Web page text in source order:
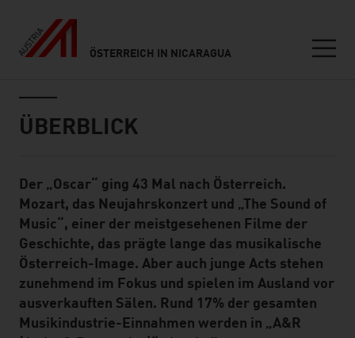
ÖSTERREICH IN NICARAGUA
ÜBERBLICK
Standard Content Module
Der „Oscar“ ging 43 Mal nach Österreich.
Mozart, das Neujahrskonzert und „The Sound of
Music“, einer der meistgesehenen Filme der
Geschichte, das prägte lange das musikalische
Österreich-Image. Aber auch junge Acts stehen
zunehmend im Fokus und spielen im Ausland vor
ausverkauften Sälen. Rund 17% der gesamten
Musikindustrie-Einnahmen werden in „A&R